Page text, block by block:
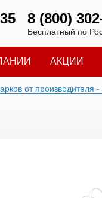
8 (800)
Бесплатный по
АКЦИИ
от производителя